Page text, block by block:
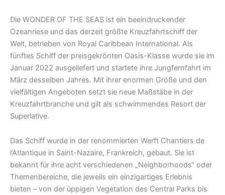
Die WONDER OF THE SEAS ist ein beeindruckender
Ozeanriese und das derzeit größte Kreuzfahrtschiff der
Welt, betrieben von Royal Caribbean International. Als
fünftes Schiff der preisgekrönten Oasis-Klasse wurde sie im
Januar 2022 ausgeliefert und startete ihre Jungfernfahrt im
März desselben Jahres. Mit ihrer enormen Größe und den
vielfältigen Angeboten setzt sie neue Maßstäbe in der
Kreuzfahrtbranche und gilt als schwimmendes Resort der
Superlative.
Das Schiff wurde in der renommierten Werft Chantiers de
l’Atlantique in Saint-Nazaire, Frankreich, gebaut. Sie ist
bekannt für ihre acht verschiedenen „Neighborhoods“ oder
Themenbereiche, die jeweils ein einzigartiges Erlebnis
bieten – von der üppigen Vegetation des Central Parks bis